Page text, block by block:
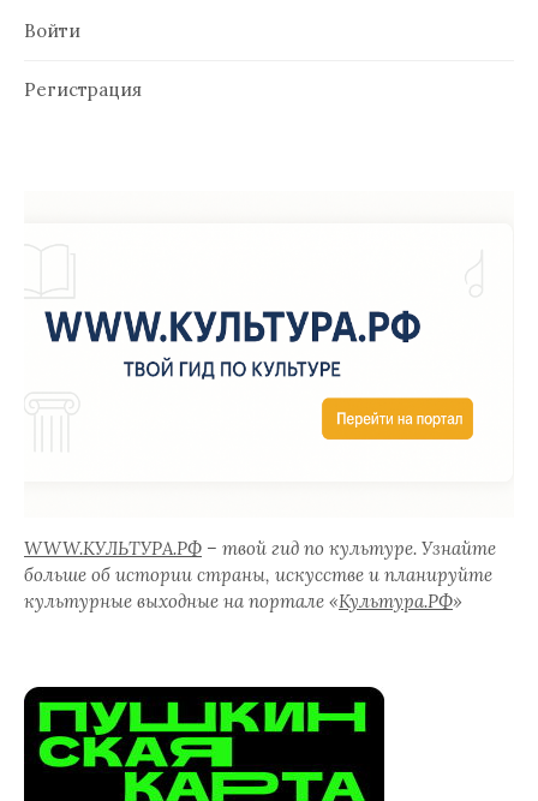
Войти
Регистрация
WWW.КУЛЬТУРА.РФ – твой гид по культуре. Узнайте
больше об истории страны, искусстве и планируйте
культурные выходные на портале «Культура.РФ»